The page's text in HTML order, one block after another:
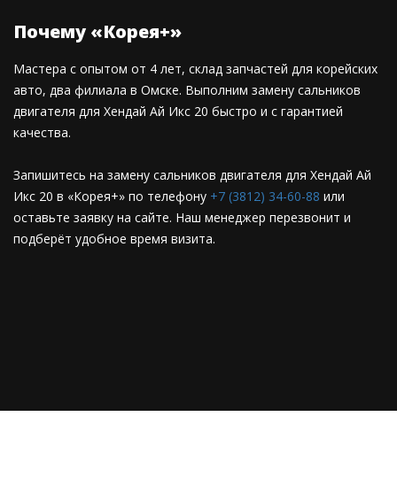
Почему «Корея+»
Мастера с опытом от 4 лет, склад запчастей для корейских
авто, два филиала в Омске. Выполним замену сальников
двигателя для Хендай Ай Икс 20 быстро и с гарантией
качества.
Запишитесь на замену сальников двигателя для Хендай Ай
Икс 20 в «Корея+» по телефону +7 (3812) 34-60-88 или
оставьте заявку на сайте. Наш менеджер перезвонит и
подберёт удобное время визита.